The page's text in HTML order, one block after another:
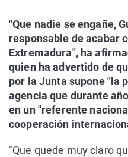
"Que nadie se engañe,
responsable de acabar
Extremadura", ha
quien ha advertido de
por la Junta supone "la
agencia que durante
en un "referente
cooperación
"Que quede muy claro